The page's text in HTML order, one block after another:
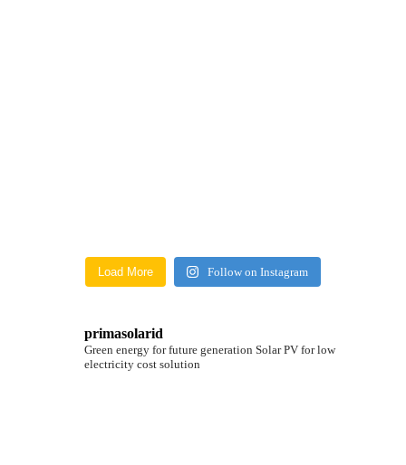
Load More Follow on Instagram
primasolarid
Green energy for future generation Solar PV for low
electricity cost solution